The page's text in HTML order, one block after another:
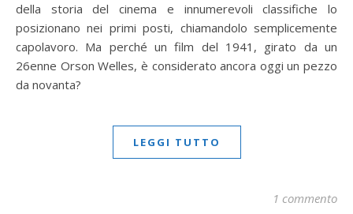
della storia del cinema e innumerevoli classifiche lo
posizionano nei primi posti, chiamandolo semplicemente
capolavoro. Ma perché un film del 1941, girato da un
26enne Orson Welles, è considerato ancora oggi un pezzo
da novanta?
LEGGI TUTTO
1 commento